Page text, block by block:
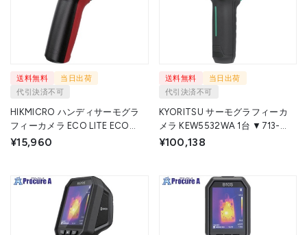
送料無料
当日出荷
代引決済不可
HIKMICRO ハンディサーモグラ
フィーカメラ ECO LITE ECO
LITE 1台 ▼729-6283
¥15,960
送料無料
当日出荷
代引決済不可
KYORITSU サーモグラフィーカ
メラ KEW5532WA 1台 ▼713-
7430
¥100,138